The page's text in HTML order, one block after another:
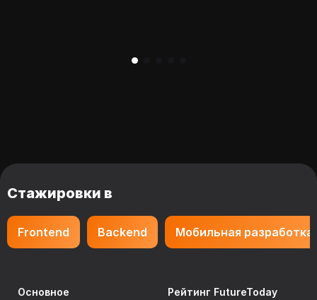
Frontend Backend Мобильная разработка
Согласие на получение
Лучшие работодатели